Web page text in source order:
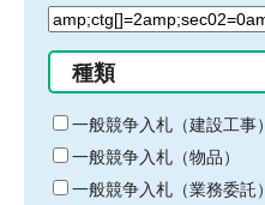
検
る
キ
ー
ワ
ー
種類
一般競争入札（建設工事）
一般競争入札（物品）
一般競争入札（業務委託）